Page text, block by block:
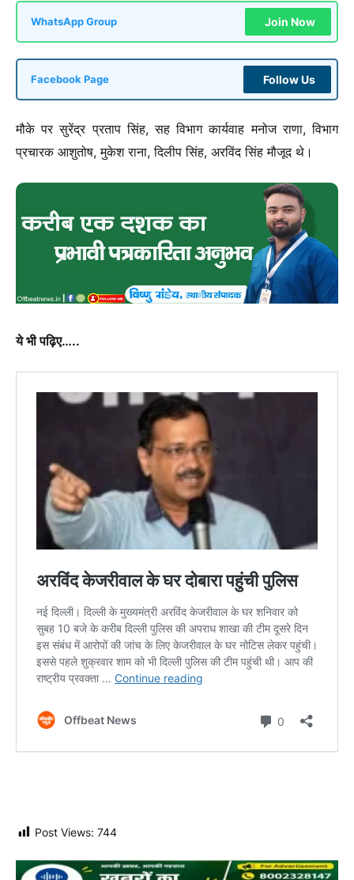
WhatsApp Group Join Now
Facebook Page Follow Us
मौके पर सुरेंद्र प्रताप सिंह, सह विभाग कार्यवाह मनोज राणा, विभाग
प्रचारक आशुतोष, मुकेश राना, दिलीप सिंह, अरविंद सिंह मौजूद थे।
ये भी पढ़िए…..
Post Views: 744